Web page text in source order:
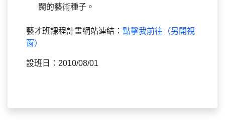
闊的藝術種子。
藝才班課程計畫網站連結： 點擊我前往（另開視
窗）
設班日：2010/08/01